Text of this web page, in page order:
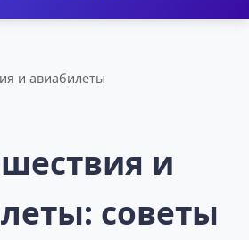
и авиабилеты
и
советы